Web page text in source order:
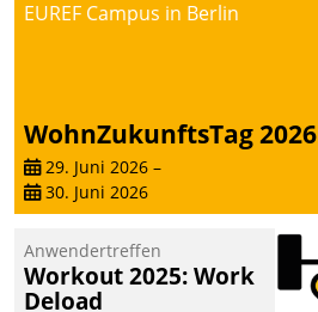
EUREF Campus in Berlin
WohnZukunftsTag 2026
29. Juni 2026 –
30. Juni 2026
Anwendertreffen
Workout 2025: Work
Deload